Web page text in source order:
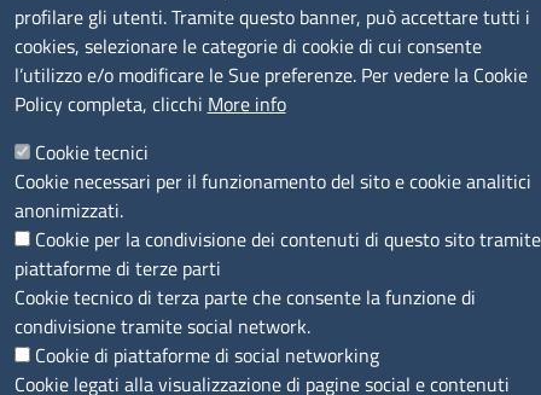
SEGUICI SU
MENÙ PRIVACY
Note legali Privacy e cookie policy Accesso riservato
© 2023 SNI Servizio Nuove Imprese
profilare gli utenti. Tramite questo banner, può accettare tutti i
cookies, selezionare le categorie di cookie di cui consente
l’utilizzo e/o modificare le Sue preferenze. Per vedere la Cookie
Policy completa, clicchi More info
Cookie tecnici
Cookie necessari per il funzionamento del sito e cookie analitici
anonimizzati.
Cookie per la condivisione dei contenuti di questo sito tramite
piattaforme di terze parti
Cookie tecnico di terza parte che consente la funzione di
condivisione tramite social network.
Cookie di piattaforme di social networking
Cookie legati alla visualizzazione di pagine social e contenuti